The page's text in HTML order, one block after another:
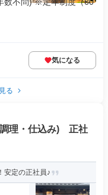
気になる
る
調理・仕込み) 正社
安定の正社員♪